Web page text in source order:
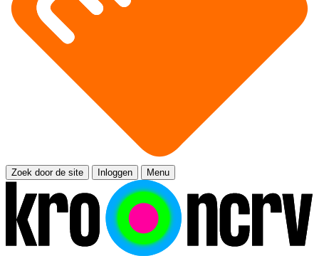
Zoek door de site Inloggen Menu